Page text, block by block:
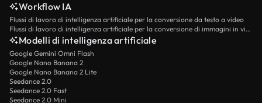
Workflow IA
Flussi di lavoro di intelligenza artificiale per la conversione da testo a video
Flussi di lavoro di intelligenza artificiale per la conversione di immagini in video
Modelli di intelligenza artificiale
Google Gemini Omni Flash
Google Nano Banana 2
Google Nano Banana 2 Lite
Seedance 2.0
Seedance 2.0 Fast
Seedance 2.0 Mini